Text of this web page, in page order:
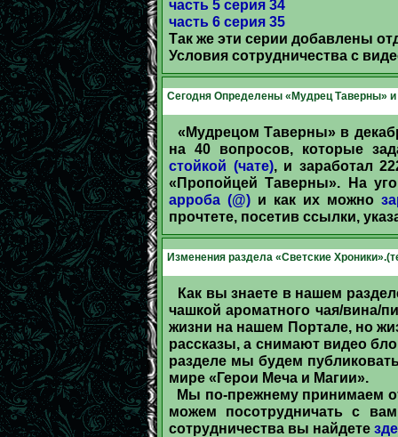
часть 5 серия 34
часть 6 серия 35
Так же эти серии добавлены
Условия сотрудничества с
Сегодня Определены «Мудрец Таверны»
«Мудрецом Таверны» в
на 40 вопросов, которые
стойкой (чате), и заработал
«Пропойцей Таверны». На
арроба (@) и как их можно
прочтете, посетив ссылки,
Изменения раздела «Светские
Как вы знаете в нашем
чашкой ароматного чая/вина/
жизни на нашем Портале, но
рассказы, а снимают видео
разделе мы будем
мире «Герои Меча и Магии».
Мы по-прежнему принимаем
можем посотрудничать с
сотрудничества вы найдете